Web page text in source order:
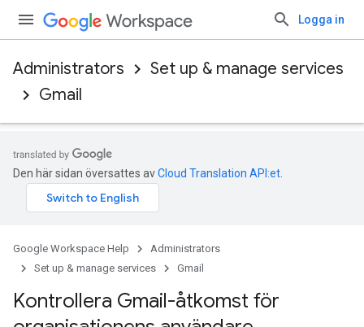
Logga in
Administrators
Set up & manage services
Gmail
Den här sidan översattes avCloud Translation API:et
Google Workspace Help
Administrators
Set up & manage services
Gmail
Kontrollera Gmail-åtkomst för